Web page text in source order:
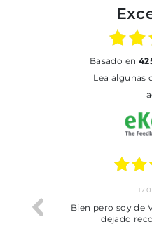
basado en
Lea algunas de las opiniones
trobat
Bien pero soy de
dejado